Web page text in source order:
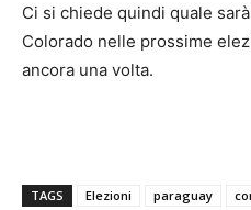
Ci si chiede quindi quale
Colorado nelle prossime
ancora una volta.
TAGS Elezioni paraguay